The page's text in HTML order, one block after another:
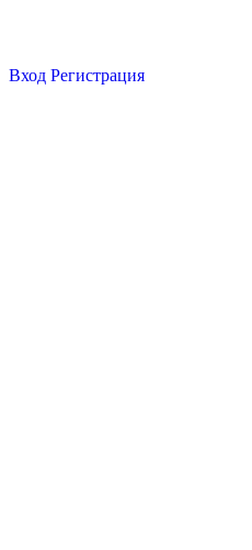
Вход Регистрация